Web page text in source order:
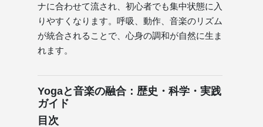
ナに合わせて流され、初心者でも集中状態に入
りやすくなります。呼吸、動作、音楽のリズム
が統合されることで、心身の調和が自然に生ま
れます。
Yogaと音楽の融合：歴史・科学・実践
ガイド
目次